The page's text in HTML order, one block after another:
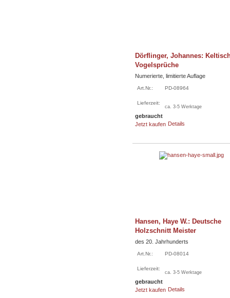
Dörflinger, Johannes:
Vogelsprüche
Numerierte, limitierte Auflage
Art.Nr.: PD-08964
Lieferzeit:
ca. 3-5 Werktage
gebraucht
Jetzt kaufen Details
Hansen, Haye W.: Deutsche
Holzschnitt Meister
des 20. Jahrhunderts
Art.Nr.: PD-08014
Lieferzeit:
ca. 3-5 Werktage
gebraucht
Jetzt kaufen Details